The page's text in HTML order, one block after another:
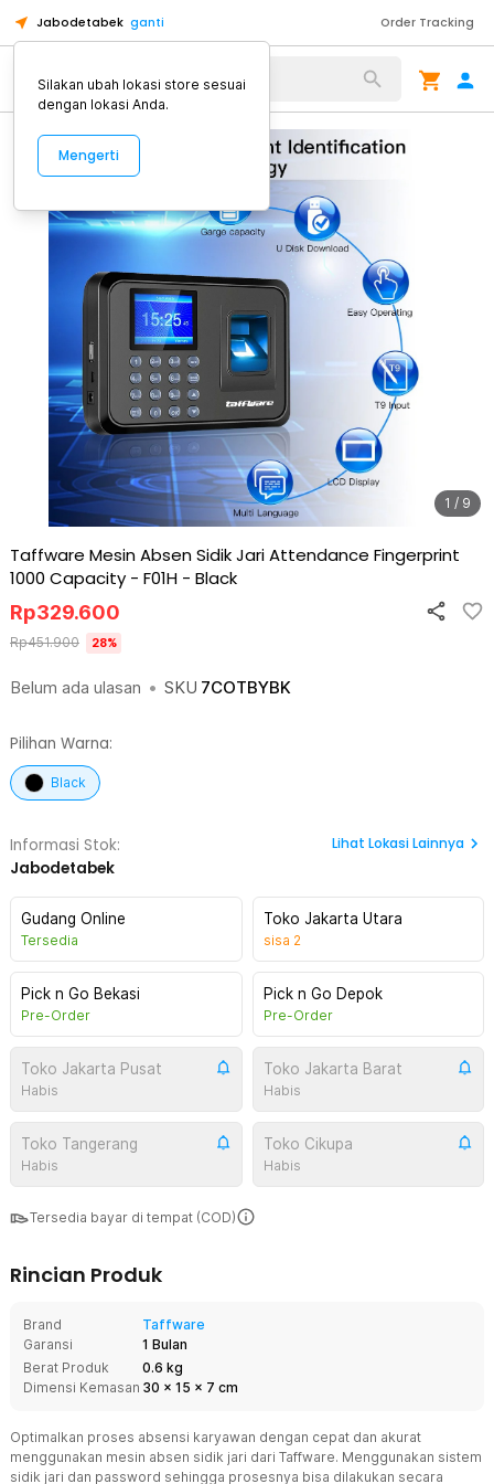
Jabodetabek ganti Order Tracking
Alat Kopi
1 / 9
Taffware Mesin Absen Sidik Jari Attendance Fingerprint
1000 Capacity - F01H - Black
Belum ada ulasan • SKU 7COTBYBK
Rp329.600
Rp451.900 28%
Pilihan Warna:
Black
Informasi Stok:
Jabodetabek
Lihat Lokasi Lainnya
Gudang Online
Tersedia
Toko Jakarta Utara
sisa 2
Pick n Go Bekasi
Pre-Order
Pick n Go Depok
Pre-Order
Toko Jakarta Pusat
Habis
Toko Jakarta Barat
Habis
Toko Tangerang
Habis
Toko Cikupa
Habis
Tersedia bayar di tempat (COD)
Rincian Produk
Brand
Taffware
Garansi
1 Bulan
Berat Produk
0.6 kg
Dimensi Kemasan 30 x 15 x 7 cm
Optimalkan proses absensi karyawan dengan cepat dan akurat
menggunakan mesin absen sidik jari dari Taffware. Menggunakan sistem
sidik jari dan password sehingga prosesnya bisa dilakukan secara
Silakan ubah lokasi store sesuai
dengan lokasi Anda.
Mengerti